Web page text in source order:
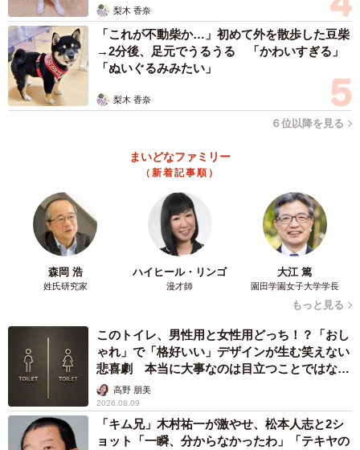
梨木 香奈
「これが不動柴か…」初めて外を散歩した豆柴
→2分後、足元でうるうる 「かわいすぎる」
「ぬいぐるみみたい」
梨木 香奈
６位以降を見る
まいどなファミリー
（新着記事順）
森岡 浩
姓氏研究家
ハイヒール・リンゴ
漫才師
大江 篤
園田学園女子大学学長
もっと見る
このトイレ、男性用と女性用どっち！？「おし
ゃれ」で「格好いい」デザインが生む笑えない
悲喜劇 本当に大事なのは目立つことではな
く…高野 朋美
2026.08.09
「キム兄」木村祐一が激やせ、松本人志と2シ
ョット「一瞬、分からなかったわ」「テキヤの